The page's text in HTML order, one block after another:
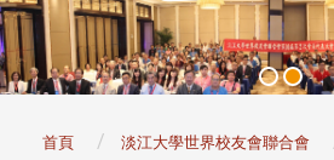
首頁 淡江大學世界校友會聯合會